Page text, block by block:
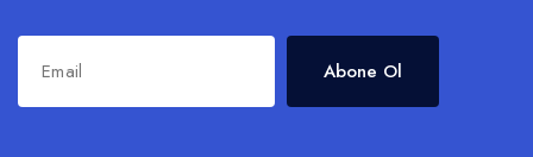
Abone Ol